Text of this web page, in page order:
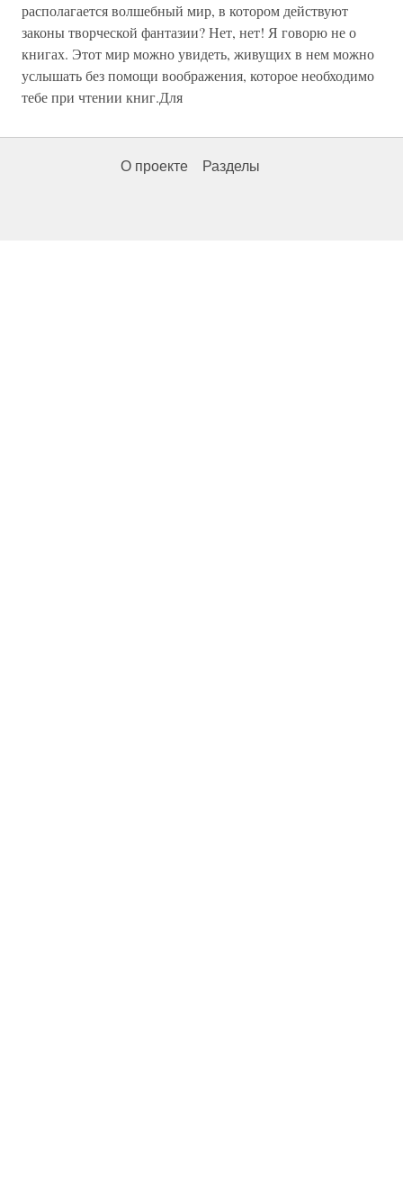
располагается волшебный мир, в котором действуют
законы творческой фантазии? Нет, нет! Я говорю не о
книгах. Этот мир можно увидеть, живущих в нем можно
услышать без помощи воображения, которое необходимо
тебе при чтении книг.Для
О проекте Разделы